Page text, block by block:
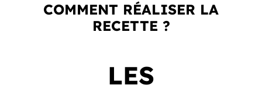
COMMENT RÉALISER LA
RECETTE ?
LES